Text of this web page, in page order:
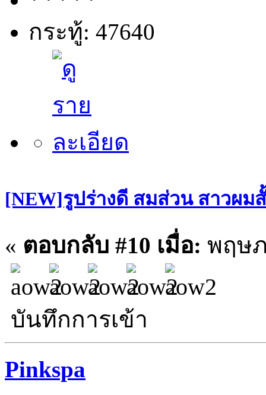
กระทู้: 47640
[NEW]รูปร่างดี สมส่วน สาวผม
« ตอบกลับ #10 เมื่อ: พฤษภ
บันทึกการเข้า
Pinkspa